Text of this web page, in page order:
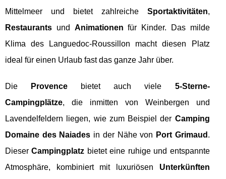
Mittelmeer und bietet zahlreiche Sportaktivitäten,
Restaurants und Animationen für Kinder. Das milde
Klima des Languedoc-Roussillon macht diesen Platz
ideal für einen Urlaub fast das ganze Jahr über.
Die Provence bietet auch viele 5-Sterne-
Campingplätze, die inmitten von Weinbergen und
Lavendelfeldern liegen, wie zum Beispiel der Camping
Domaine des Naiades in der Nähe von Port Grimaud .
DieserCampingplatz bietet eine ruhige und entspannte
Atmosphäre, kombiniert mit luxuriösen Unterkünften